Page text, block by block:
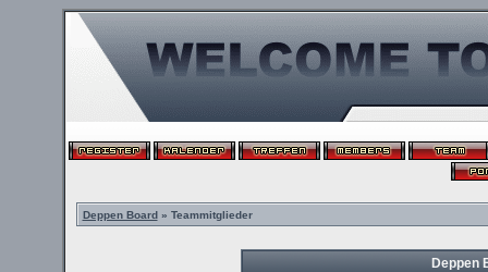
Deppen Board» Teammitglieder
Deppen